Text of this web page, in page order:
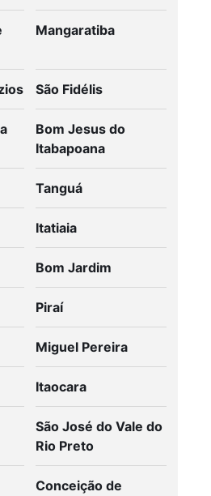
Mangaratiba
São Fidélis
Bom Jesus do
Itabapoana
Tanguá
Itatiaia
Bom Jardim
Piraí
Miguel Pereira
Itaocara
São José do Vale do
Rio Preto
Conceição de